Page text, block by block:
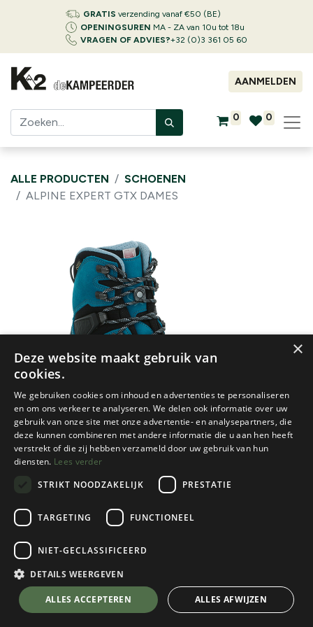
GRATIS verzending vanaf €50 (BE)
OPENINGSUREN MA - ZA van 10u tot 18u
VRAGEN OF ADVIES?+32 (0)3 361 05 60
AANMELDEN
0 0
ALLE PRODUCTEN
SCHOENEN
ALPINE EXPERT GTX DAMES
Lowa
Alpine Expert GTX Dames
Turquoise/Iceblue
Kies een maat
💬 Stel je vraag over dit product via WhatsApp
×
Deze website maakt gebruik van
cookies.
We gebruiken cookies om inhoud en advertenties te personaliseren
en om ons verkeer te analyseren. We delen ook informatie over uw
gebruik van onze site met onze advertentie- en analysepartners, die
deze kunnen combineren met andere informatie die u aan hen heeft
verstrekt of die zij hebben verzameld door uw gebruik van hun
diensten. Lees verder
STRIKT NOODZAKELIJK
PRESTATIE
TARGETING FUNCTIONEEL
NIET-GECLASSIFICEERD
DETAILS WEERGEVEN
ALLES ACCEPTEREN ALLES AFWIJZEN